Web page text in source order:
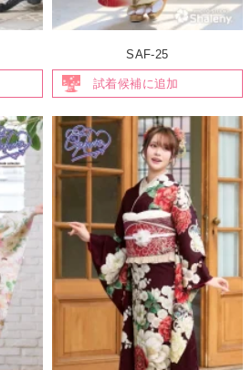
SAF-25
試着候補に追加